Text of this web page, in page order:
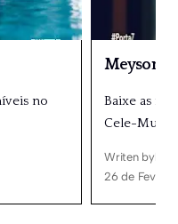
no
Meyson
Baixe as
Cele-
Writen by
26 de